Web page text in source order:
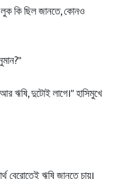
লুক কি ছিল জানতে, কোনও
ঋষি, দুটোই লাগে।" হাসিমুখে